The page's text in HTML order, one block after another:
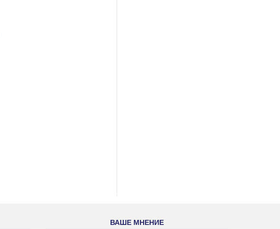
ВАШЕ МНЕНИЕ